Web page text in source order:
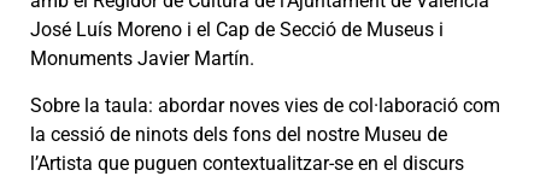
José Luís Moreno i el Cap de Secció de Museus i
Monuments Javier Martín.
Sobre la taula: abordar noves vies de col·laboració com
la cessió de ninots dels fons del nostre Museu de
l’Artista que puguen contextualitzar-se en el discurs